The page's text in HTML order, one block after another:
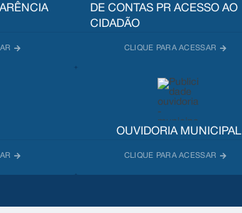
DE CONTAS PR ACESSO AO
CIDADÃO
OUVIDORIA MUNICIPAL